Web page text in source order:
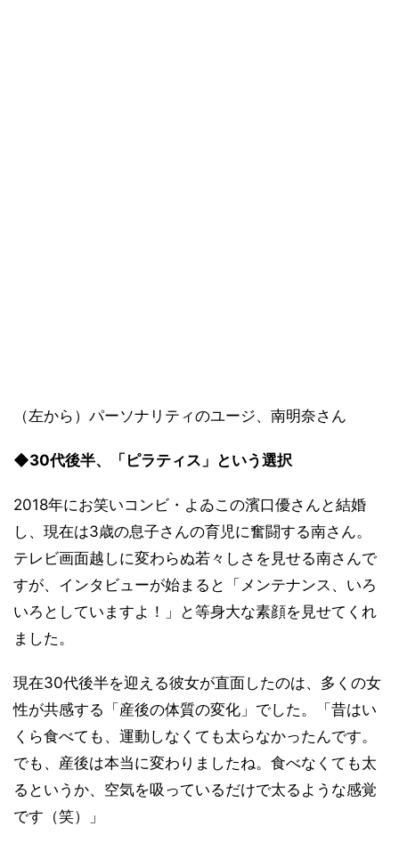
（左から）パーソナリティのユージ、南明奈さん
◆30代後半、「ピラティス」という選択
2018年にお笑いコンビ・よゐこの濱口優さんと結婚
し、現在は3歳の息子さんの育児に奮闘する南さん。
テレビ画面越しに変わらぬ若々しさを見せる南さんで
すが、インタビューが始まると「メンテナンス、いろ
いろとしていますよ！」と等身大な素顔を見せてくれ
ました。
現在30代後半を迎える彼女が直面したのは、多くの女
性が共感する「産後の体質の変化」でした。「昔はい
くら食べても、運動しなくても太らなかったんです。
でも、産後は本当に変わりましたね。食べなくても太
るというか、空気を吸っているだけで太るような感覚
です（笑）」